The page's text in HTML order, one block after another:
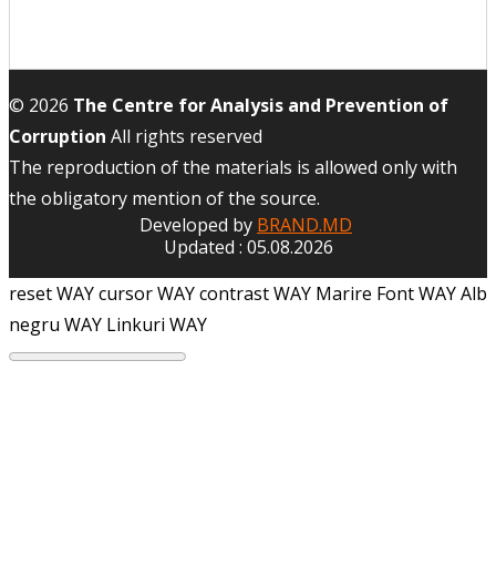
© 2026 The Centre for Analysis and Prevention of
Corruption All rights reserved
The reproduction of the materials is allowed only with
the obligatory mention of the source.
Developed by BRAND.MD
Updated : 05.08.2026
reset WAYcursor WAYcontrast WAY Marire Font WAYAlb
negru WAY Linkuri WAY